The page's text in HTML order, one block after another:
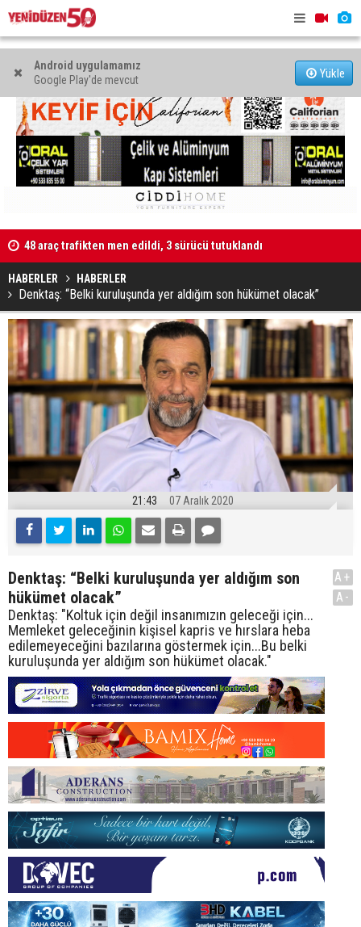
Android uygulamamız
Google Play'de mevcut
Yükle
48 araç trafikten men edildi, 3 sürücü tutuklandı
Kaldırıma düşen scooter sürücüsü yaralandı
HABERLER HABERLER
Denktaş: “Belki kuruluşunda yer aldığım son hükümet olacak”
21:43 07 Aralık 2020
Denktaş: “Belki kuruluşunda yer aldığım son
hükümet olacak”
Denktaş: "Koltuk için değil insanımızın geleceği için...
Memleket geleceğinin kişisel kapris ve hırslara heba
edilemeyeceğini bazılarına göstermek için...Bu belki
kuruluşunda yer aldığım son hükümet olacak."
A+
A-